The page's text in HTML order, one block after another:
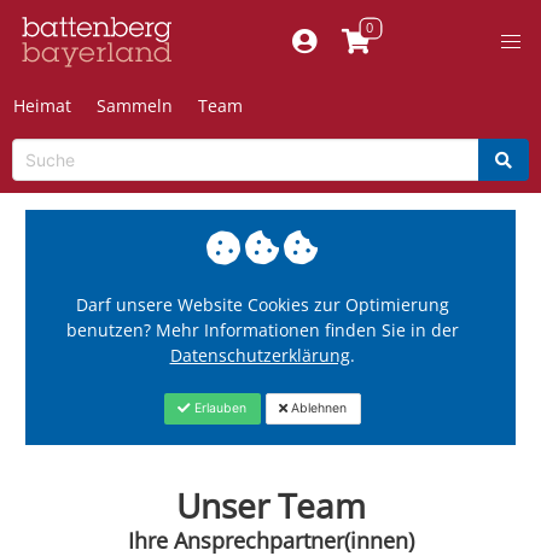
Heimat Sammeln Team
Darf unsere Website Cookies zur Optimierung
benutzen? Mehr Informationen finden Sie in der
Datenschutzerklärung.
Erlauben Ablehnen
Unser Team
Ihre Ansprechpartner(innen)